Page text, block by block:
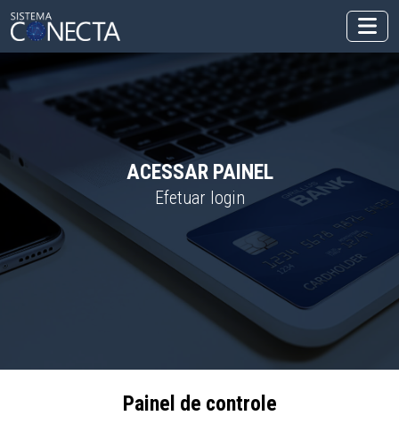
ACESSAR PAINEL
Efetuar login
Painel de controle